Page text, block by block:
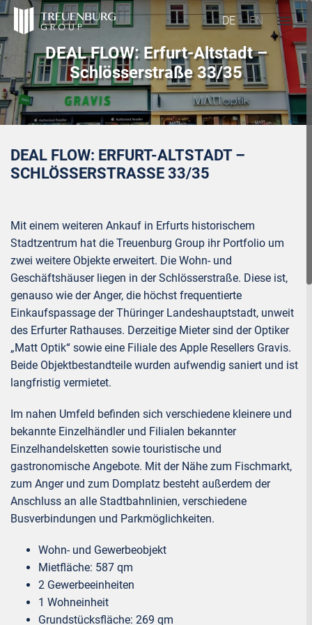
DE EN
DEAL FLOW: Erfurt-Altstadt –
Schlösserstraße 33/35
DEAL FLOW: ERFURT-ALTSTADT –
SCHLÖSSERSTRASSE 33/35
Mit einem weiteren Ankauf in Erfurts historischem
Stadtzentrum hat die Treuenburg Group ihr Portfolio um
zwei weitere Objekte erweitert. Die Wohn- und
Geschäftshäuser liegen in der Schlösserstraße. Diese ist,
genauso wie der Anger, die höchst frequentierte
Einkaufspassage der Thüringer Landeshauptstadt, unweit
des Erfurter Rathauses. Derzeitige Mieter sind der Optiker
„Matt Optik“ sowie eine Filiale des Apple Resellers Gravis.
Beide Objektbestandteile wurden aufwendig saniert und ist
langfristig vermietet.
Im nahen Umfeld befinden sich verschiedene kleinere und
bekannte Einzelhändler und Filialen bekannter
Einzelhandelsketten sowie touristische und
gastronomische Angebote. Mit der Nähe zum Fischmarkt,
zum Anger und zum Domplatz besteht außerdem der
Anschluss an alle Stadtbahnlinien, verschiedene
Busverbindungen und Parkmöglichkeiten.
Wohn- und Gewerbeobjekt
Mietfläche: 587 qm
2 Gewerbeeinheiten
1 Wohneinheit
Grundstücksfläche: 269 qm